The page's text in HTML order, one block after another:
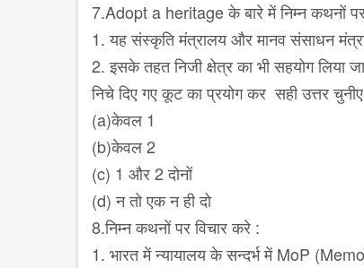
7.Adopt a heritage के बारे में निम्न कथनों पर
1. यह संस्कृति मंत्रालय और मानव संसाधन
2. इसके तहत निजी क्षेत्र का भी सहयोग लिया
निचे दिए गए कूट का प्रयोग कर सही उत्तर
(a)केवल 1
(b)केवल 2
(c) 1 और 2 दोनों
(d) न तो एक न ही दो
8.निम्न कथनों पर विचार करे :
1. भारत में न्यायालय के सन्दर्भ में MoP